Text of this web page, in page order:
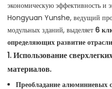
экономическую эффективность и
Hongyuan Yunshe, ведущий
модульных зданий, выделяет 6
определяющих развитие
1. Использование
материалов.
Преобладание алюминиевых